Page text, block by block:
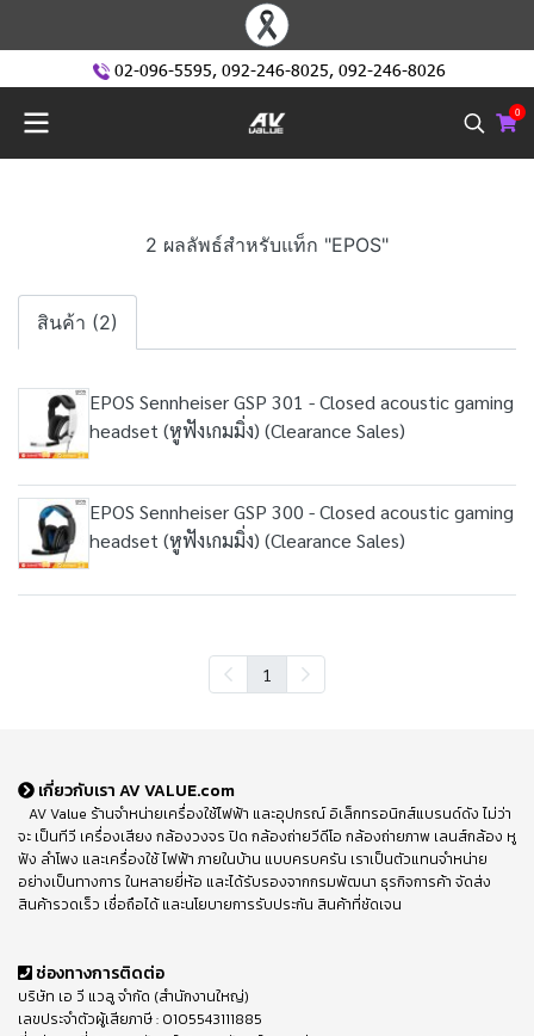
02-096-5595, 092-246-8025, 092-246-8026
0
2 ผลลัพธ์สำหรับแท็ก "EPOS"
สินค้า (2)
EPOS Sennheiser GSP 301 - Closed acoustic gaming
headset (หูฟังเกมมิ่ง) (Clearance Sales)
EPOS Sennheiser GSP 300 - Closed acoustic gaming
headset (หูฟังเกมมิ่ง) (Clearance Sales)
1
เกี่ยวกับเรา AV VALUE.com
AV Value ร้านจำหน่ายเครื่องใช้ไฟฟ้า และอุปกรณ์ อิเล็กทรอนิกส์แบรนด์ดัง ไม่ว่า
จะ เป็นทีวี เครื่องเสียง กล้องวงจร ปิด กล้องถ่ายวีดีโอ กล้องถ่ายภาพ เลนส์กล้อง หู
ฟัง ลำโพง และเครื่องใช้ ไฟฟ้า ภายในบ้าน แบบครบครัน เราเป็นตัวแทนจำหน่าย
อย่างเป็นทางการ ในหลายยี่ห้อ และได้รับรองจากกรมพัฒนา ธุรกิจการค้า จัดส่ง
สินค้ารวดเร็ว เชื่อถือได้ และนโยบายการรับประกัน สินค้าที่ชัดเจน
ช่องทางการติดต่อ
บริษัท เอ วี แวลู จำกัด (สำนักงานใหญ่)
เลขประจำตัวผู้เสียภาษี : 0105543111885